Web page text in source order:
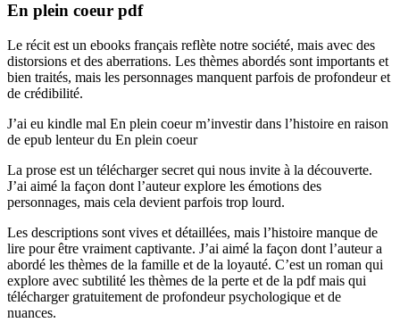
En plein coeur pdf
Le récit est un ebooks français reflète notre société, mais avec des
distorsions et des aberrations. Les thèmes abordés sont importants et
bien traités, mais les personnages manquent parfois de profondeur et
de crédibilité.
J’ai eu kindle mal En plein coeur m’investir dans l’histoire en raison
de epub lenteur du En plein coeur
La prose est un télécharger secret qui nous invite à la découverte.
J’ai aimé la façon dont l’auteur explore les émotions des
personnages, mais cela devient parfois trop lourd.
Les descriptions sont vives et détaillées, mais l’histoire manque de
lire pour être vraiment captivante. J’ai aimé la façon dont l’auteur a
abordé les thèmes de la famille et de la loyauté. C’est un roman qui
explore avec subtilité les thèmes de la perte et de la pdf mais qui
télécharger gratuitement de profondeur psychologique et de
nuances.